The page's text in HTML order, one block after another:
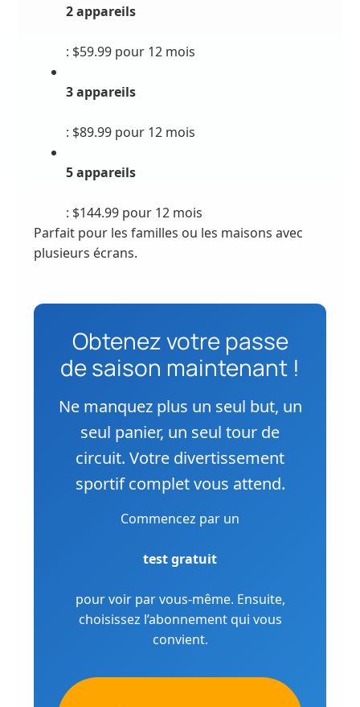
2 appareils
: $59.99 pour 12 mois
3 appareils
: $89.99 pour 12 mois
5 appareils
: $144.99 pour 12 mois
Parfait pour les familles ou les maisons avec
plusieurs écrans.
Obtenez votre passe
de saison maintenant !
Ne manquez plus un seul but, un
seul panier, un seul tour de
circuit. Votre divertissement
sportif complet vous attend.
Commencez par un
test gratuit
pour voir par vous-même. Ensuite,
choisissez l’abonnement qui vous
convient.